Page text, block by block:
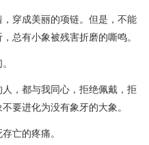
穿成美丽的项链。但是，不能
总有小象被残害折磨的嘶鸣。
，都与我同心，拒绝佩戴，拒
要进化为没有象牙的大象。
亡的疼痛。